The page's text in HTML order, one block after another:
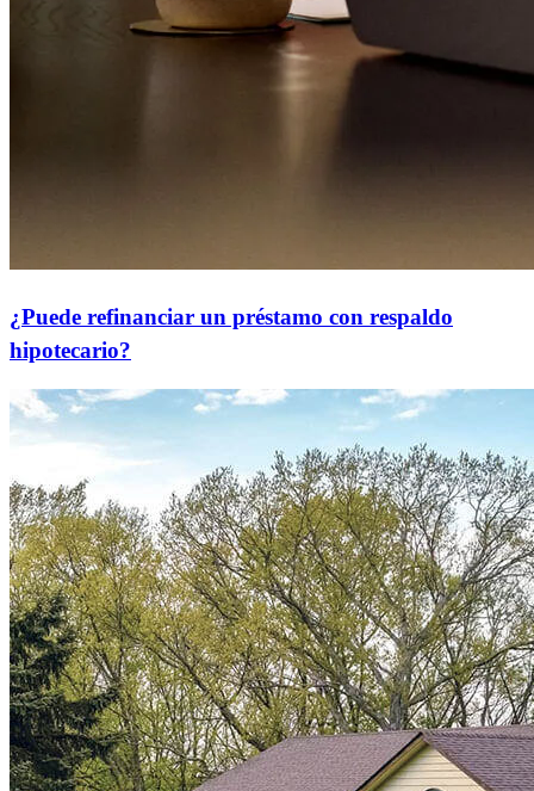
¿Puede refinanciar un préstamo con respaldo
hipotecario?
¿Listo para refinanciar?
Reduzca sus pagos mensuales o acceda a dinero en efectivo con
nuestras opciones de refinanciamiento.
Apply Now